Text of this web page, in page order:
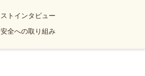
トインタビュー
全への取り組み